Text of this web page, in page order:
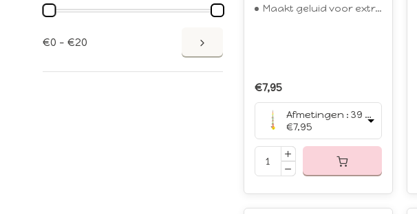
€0 - €20
Maakt geluid voor extra speelplezier
€7,95
Afmetingen : 39 x 9 cm
€7,95